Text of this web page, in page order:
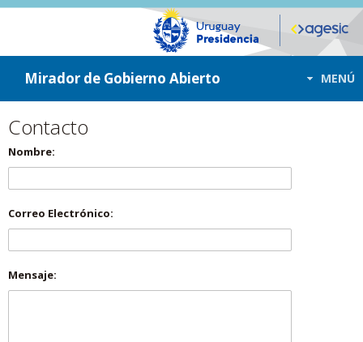
ir a contenido
ir al menú
Mirador de Gobierno Abierto MENÚ
Contacto
Nombre:
Correo Electrónico:
Mensaje: